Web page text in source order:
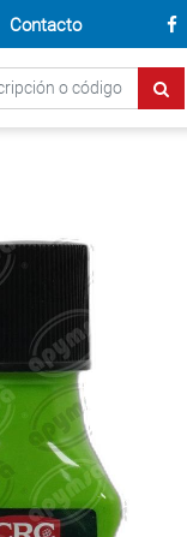
Contacto